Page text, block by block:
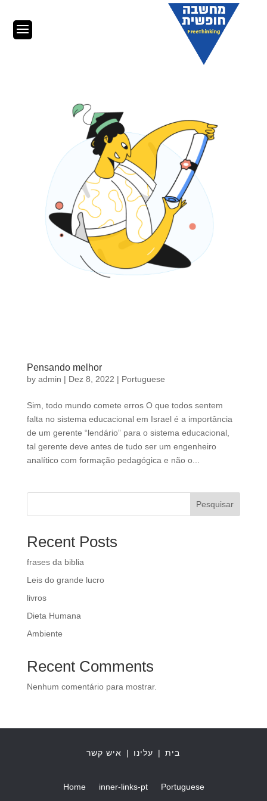
Pensando melhor
by admin | Dez 8, 2022 | Portuguese
Sim, todo mundo comete erros O que todos sentem
falta no sistema educacional em Israel é a importância
de um gerente “lendário” para o sistema educacional,
tal gerente deve antes de tudo ser um engenheiro
analítico com formação pedagógica e não o...
Pesquisar
Recent Posts
frases da biblia
Leis do grande lucro
livros
Dieta Humana
Ambiente
Recent Comments
Nenhum comentário para mostrar.
בית| עלינו | איש קשר
Home inner-links-pt Portuguese